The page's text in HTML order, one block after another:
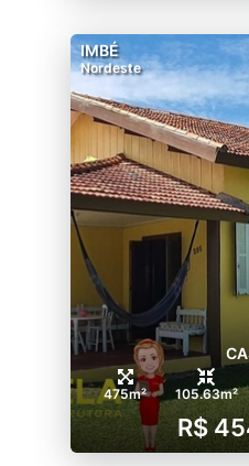
IMBÉ
Nordeste
475m² 105.63m²
R$